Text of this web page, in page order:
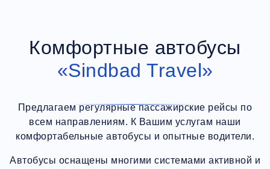
Комфортные автобусы
«Sindbad Travel»
Предлагаем регулярные пассажирские рейсы по
всем направлениям. К Вашим услугам наши
комфортабельные автобусы и опытные водители.
Автобусы оснащены многими системами активной и